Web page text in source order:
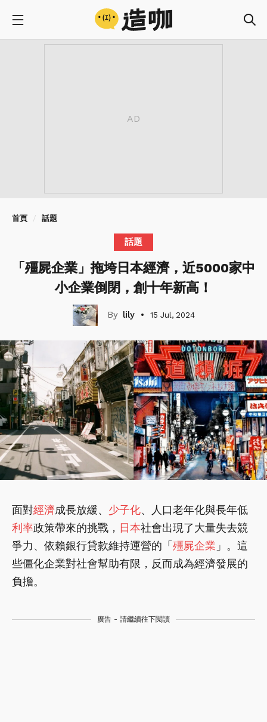
首頁 話題
話題
「殭屍企業」拖垮日本經濟，近5000家中
小企業倒閉，創十年新高！
lily 15 Jul, 2024
面對經濟成長放緩、 少子化、人口老年化與長年低
利率政策帶來的挑戰， 日本社會出現了大量失去競
爭力、依賴銀行貸款維持運營的「 殭屍企業 」。這
些僵化企業對社會幫助有限，反而成為經濟發展的
負擔。
廣告 - 請繼續往下閱讀